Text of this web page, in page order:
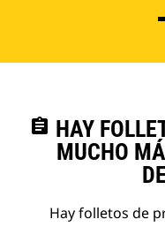
assignment HAY
MUCHO
Hay folletos de